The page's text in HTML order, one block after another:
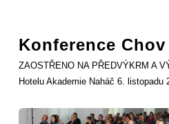
Konference
ZAOSTŘENO NA PŘEDVÝKRM A
Hotelu Akademie Naháč 6. listopadu